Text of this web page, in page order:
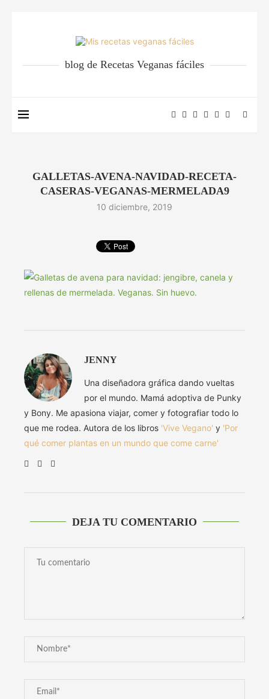
blog de Recetas Veganas fáciles
GALLETAS-AVENA-NAVIDAD-RECETA-
CASERAS-VEGANAS-MERMELADA9
10 diciembre, 2019
JENNY
Una diseñadora gráfica dando vueltas
por el mundo. Mamá adoptiva de Punky
y Bony. Me apasiona viajar, comer y fotografiar todo lo
que me rodea. Autora de los libros 'Vive Vegano' y 'Por
qué comer plantas en un mundo que come carne'
DEJA TU COMENTARIO